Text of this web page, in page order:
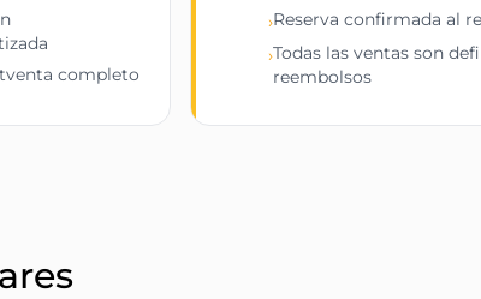
completo
›Reserva confirmada al
›Todas las ventas son
reembolsos